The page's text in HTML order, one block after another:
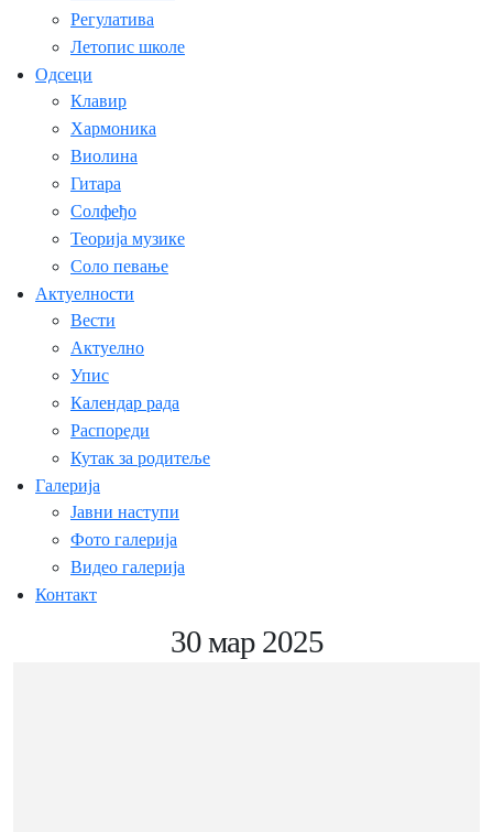
Регулатива
Летопис школе
Одсеци
Клавир
Хармоника
Виолина
Гитара
Солфеђо
Теорија музике
Соло певање
Актуелности
Вести
Актуелно
Упис
Календар рада
Распореди
Кутак за родитеље
Галерија
Јавни наступи
Фото галерија
Видео галерија
Контакт
30 мар 2025